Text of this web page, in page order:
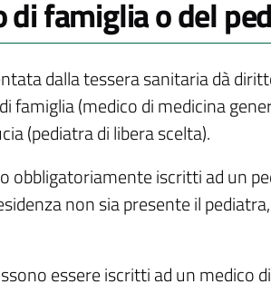
di famiglia o del
dalla tessera sanitaria dà
famiglia (medico di medicina
(pediatra di libera scelta).
obbligatoriamente iscritti ad un
non sia presente il
essere iscritti ad un medico